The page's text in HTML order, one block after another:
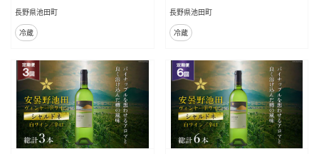
長野県池田町
冷蔵
赤ワイン お酒 酒
長野県池田町
冷蔵